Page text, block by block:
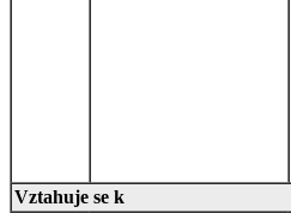
Vztahuje se k